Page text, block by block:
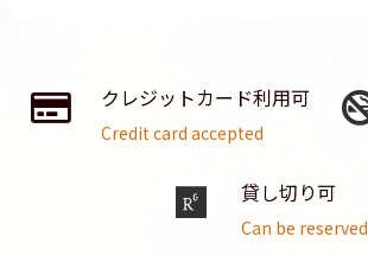
クレジットカード利用可
Credit card accepted
貸し切り可
Can be reserved